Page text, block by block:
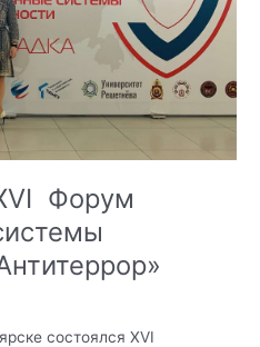
Форум
состоялся XVI